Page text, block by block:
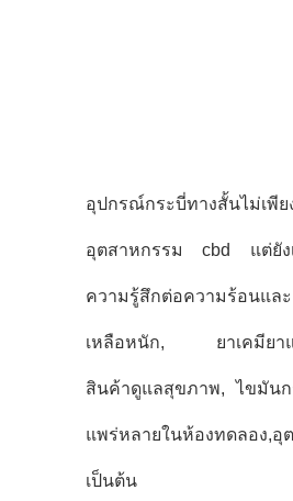
อุปกรณ์กระบี่ทางสั้นไม่เพี
อุตสาหกรรม cbd แต่ยัง
ความรู้สึกต่อความร้อนแ
เหลือหนัก, ยาเคมียาแ
สินค้าดูแลสุขภาพ, ไขมัน
แพร่หลายในห้องทดลอง,อุ
เป็นต้น